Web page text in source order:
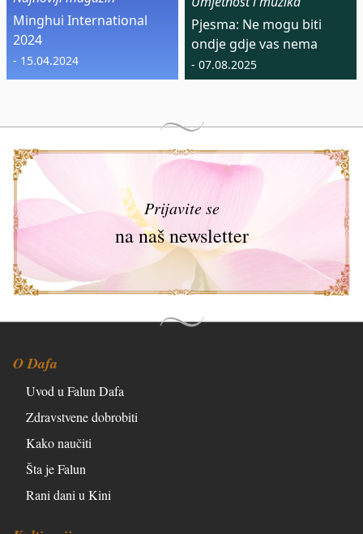
Minghui International
2024
- 15.04.2024
Pjesma: Ne mogu biti
ondje gdje vas nema
- 07.08.2025
Prijavite se
na naš newsletter
O Dafa
Uvod u Falun Dafa
Zdravstvene dobrobiti
Kako naučiti
Šta je Falun
Rani dani u Kini